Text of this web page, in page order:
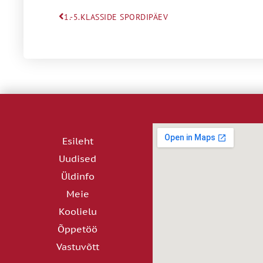
1.-5.KLASSIDE SPORDIPÄEV
Esileht
Uudised
Üldinfo
Meie
Koolielu
Õppetöö
Vastuvõtt